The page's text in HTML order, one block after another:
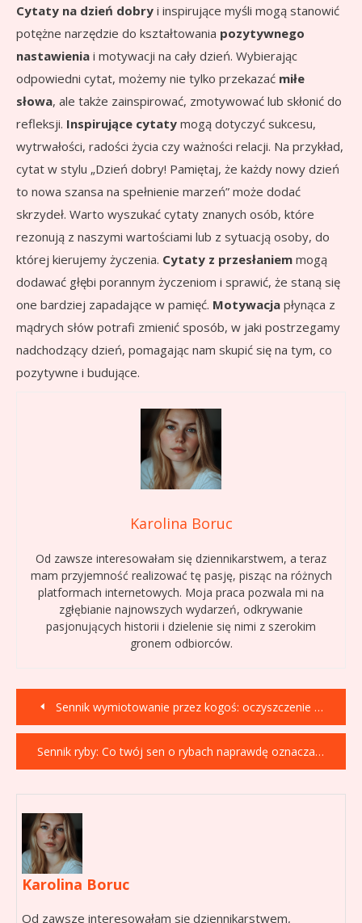
Cytaty na dzień dobry i inspirujące myśli mogą stanowić
potężne narzędzie do kształtowania pozytywnego
nastawienia i motywacji na cały dzień. Wybierając
odpowiedni cytat, możemy nie tylko przekazać miłe
słowa, ale także zainspirować, zmotywować lub skłonić do
refleksji. Inspirujące cytaty mogą dotyczyć sukcesu,
wytrwałości, radości życia czy ważności relacji. Na przykład,
cytat w stylu „Dzień dobry! Pamiętaj, że każdy nowy dzień
to nowa szansa na spełnienie marzeń” może dodać
skrzydeł. Warto wyszukać cytaty znanych osób, które
rezonują z naszymi wartościami lub z sytuacją osoby, do
której kierujemy życzenia. Cytaty z przesłaniem mogą
dodawać głębi porannym życzeniom i sprawić, że staną się
one bardziej zapadające w pamięć. Motywacja płynąca z
mądrych słów potrafi zmienić sposób, w jaki postrzegamy
nadchodzący dzień, pomagając nam skupić się na tym, co
pozytywne i budujące.
Karolina Boruc
Od zawsze interesowałam się dziennikarstwem, a teraz
mam przyjemność realizować tę pasję, pisząc na różnych
platformach internetowych. Moja praca pozwala mi na
zgłębianie najnowszych wydarzeń, odkrywanie
pasjonujących historii i dzielenie się nimi z szerokim
gronem odbiorców.
Nawigacja
wpisu
Sennik wymiotowanie przez kogoś: oczyszczenie czy ostrzeżenie?
Sennik ryby: Co twój sen o rybach naprawdę oznacza?
Karolina Boruc
Od zawsze interesowałam się dziennikarstwem,